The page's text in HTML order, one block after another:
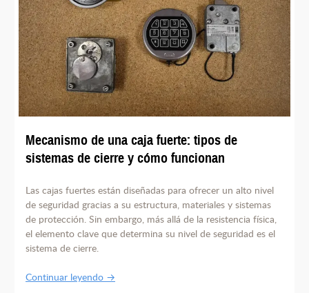
Mecanismo de una caja fuerte: tipos de
sistemas de cierre y cómo funcionan
Las cajas fuertes están diseñadas para ofrecer un alto nivel
de seguridad gracias a su estructura, materiales y sistemas
de protección. Sin embargo, más allá de la resistencia física,
el elemento clave que determina su nivel de seguridad es el
sistema de cierre.
Continuar leyendo →